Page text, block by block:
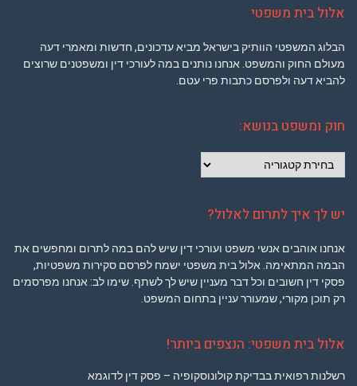
אלול בית משפטי
הבלוג המשפטי הוותיק בישראל מביא עדכונים, חדשות ומאמרי דעה
מעולם החוק והמשפט. אנחנו נותנים במה לעורכי דין ומשפטנים שרוצים
להביא דעה ולפרסם כתבות פרי עטם.
חוק ומשפט בנושא:
ומשפט
יש לך איך לתרום לאלול?
אנחנו אוהבים אנשי משפט ועורכי דין שיש להם במה לתרום ומחפשים את
הבמה המתאימה. אלול בית משפטי ישמח לפרסם סקירות משפטיות,
פסקי דין חשובים וכל דבר מעניין שיש לך לשתף. שימו לב: אנחנו מפרסמים
רק תוכן מקורי, שמעורר עניין בתחום המשפט.
אלול בית משפטי: הנצפים ביותר!
רשלנות רפואית בבדיקת קולונוסקופיה – פסק דין לדוגמא